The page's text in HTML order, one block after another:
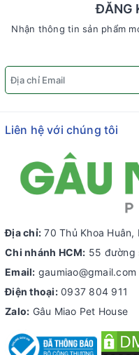
ĐĂNG
Nhận thông tin sản phẩm
Liên hệ với chúng tôi
Địa chỉ: 70 Thủ Khoa Huân,
Chi nhánh HCM: 55 đường
Email: gaumiao@gmail.com
Điện thoại: 0937 804 911
Zalo: Gâu Miao Pet House